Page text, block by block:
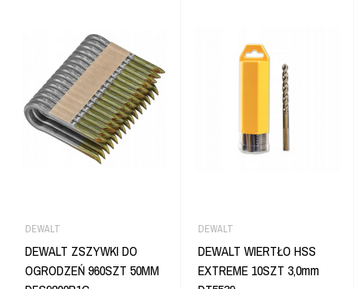
DEWALT
DEWALT ZSZYWKI DO
OGRODZEŃ 960SZT 50MM
DEWALT
DEWALT WIERTŁO HSS
EXTREME 10SZT 3,0mm